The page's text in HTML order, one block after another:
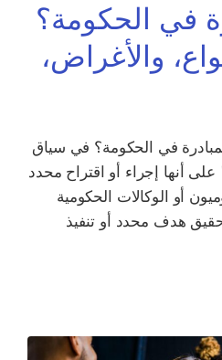
في الحكومة؟
والأغراض،
في الحكومة؟ في سياق
أنها إجراء أو اقتراح محدد
أو الوكالات الحكومية
هدف محدد أو تنفيذ